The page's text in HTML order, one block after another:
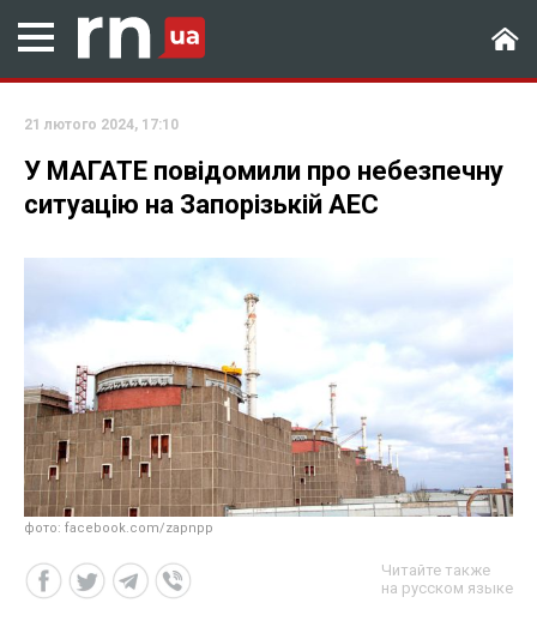
21 лютого 2024, 17:10
У МАГАТЕ повідомили про небезпечну
ситуацію на Запорізькій АЕС
фото: facebook.com/zapnpp
Читайте также
на русском языке